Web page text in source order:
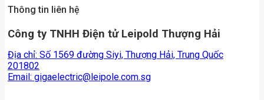
Thông tin liên hệ
Công ty TNHH Điện tử Leipold Thượng Hải
Địa chỉ: Số 1569 đường Siyi, Thượng Hải, Trung Quốc
201802
Email: gigaelectric@leipole.com.sg